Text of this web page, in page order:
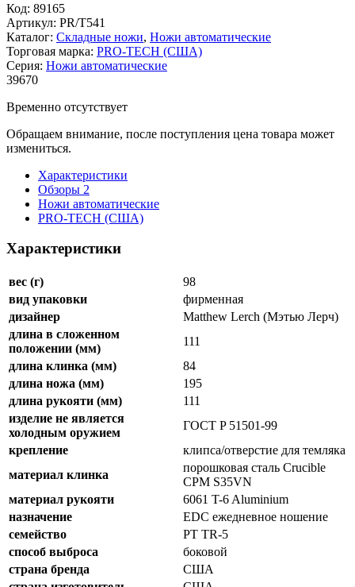
Код: 89165
Артикул: PR/T541
Каталог: Складные ножи, Ножи автоматические
Торговая марка: PRO-TECH (США)
Серия: Ножи автоматические
39670
Временно отсутствует
Обращаем внимание, после поступления цена товара может
измениться.
Характеристики
Обзоры 2
Ножи автоматические
PRO-TECH (США)
Характеристики
вес (г)
98
вид упаковки
фирменная
дизайнер
Matthew Lerch (Мэтью Лерч)
длина в сложенном
положении (мм)
111
длина клинка (мм)
84
длина ножа (мм)
195
длина рукояти (мм)
111
изделие не является
холодным оружием
ГОСТ P 51501-99
крепление
клипса/отверстие для темляка
материал клинка
порошковая сталь Crucible
CPM S35VN
материал рукояти
6061 T-6 Aluminium
назначение
EDC ежедневное ношение
семейство
PT TR-5
способ выброса
боковой
страна бренда
США